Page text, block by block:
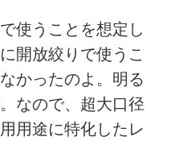
使うことを想定し
開放絞りで使うこ
かったのよ。明る
なので、超大口径
用途に特化したレ